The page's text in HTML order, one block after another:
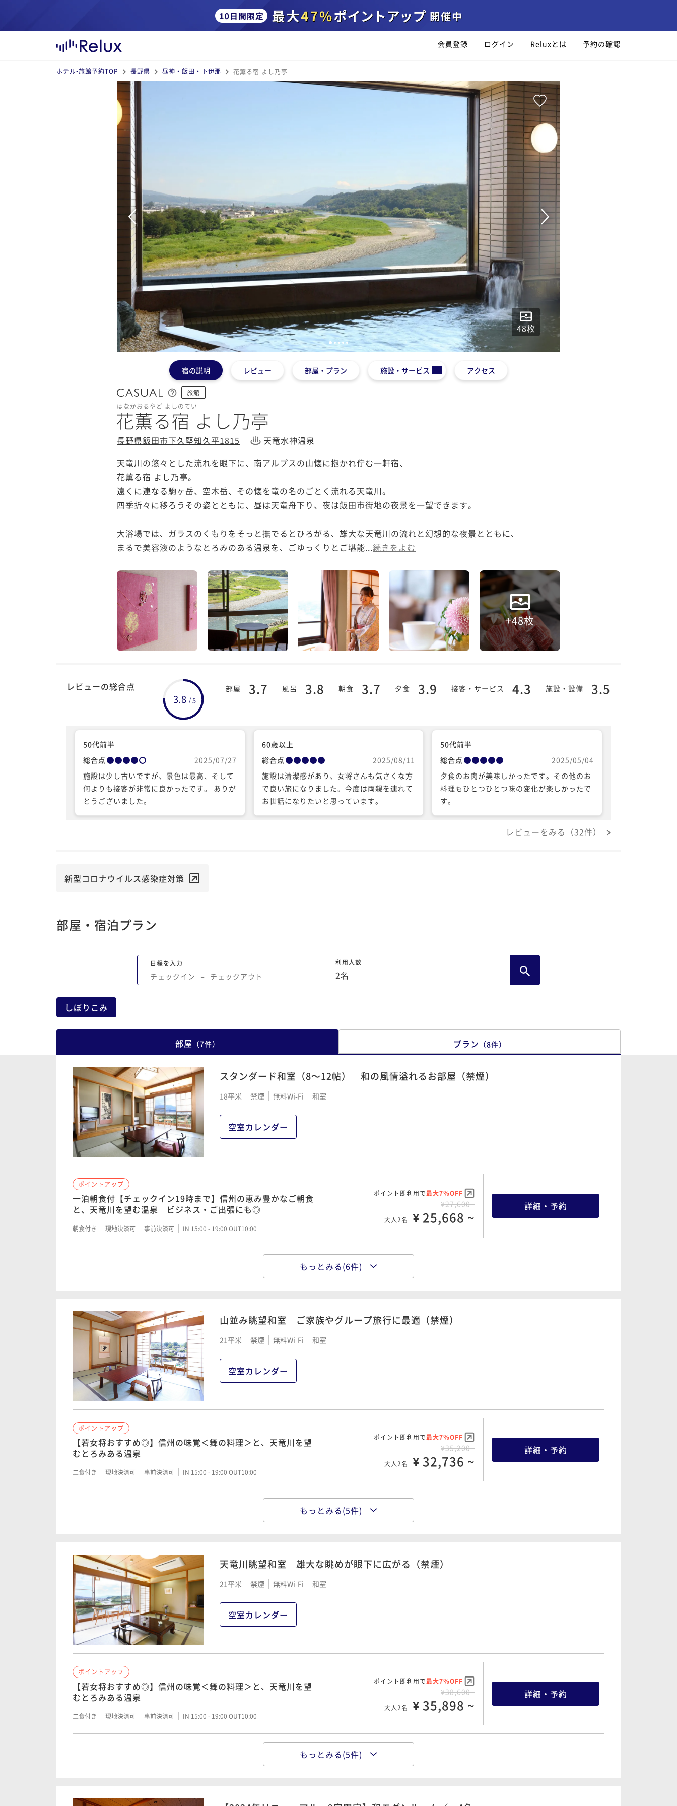
会員登録 ログイン Reluxとは 予約の確認
ホテル•旅館予約TOP 長野県 昼神・飯田・下伊那 花薫る宿 よし乃亭
48枚
1 23 4 5
宿の説明 レビュー 部屋・プラン 施設・サービス アクセス
旅館
はなかおるやど よしのてい
花薫る宿 よし乃亭
長野県飯田市下久堅知久平1815
天竜水神温泉
天竜川の悠々とした流れを眼下に、南アルプスの山懐に抱かれ佇む一軒宿、
花薫る宿 よし乃亭。
遠くに連なる駒ヶ岳、空木岳、その懐を竜の名のごとく流れる天竜川。
四季折々に移ろうその姿とともに、昼は天竜舟下り、夜は飯田市街地の夜景を一望できます。
大浴場では、ガラスのくもりをそっと撫でるとひろがる、雄大な天竜川の流れと幻想的な夜景とともに、
まるで美容液のようなとろみのある温泉を、ごゆっくりとご堪能...続きをよむ
+48枚
レビューの総合点
3.8 /5
部屋 3.7 風呂 3.8 朝食 3.7 夕食 3.9 接客・サービス 4.3 施設・設備 3.5
50代前半
総合点
2025/07/27
施設は少し古いですが、景色は最高、そして
何よりも接客が非常に良かったです。 ありが
とうございました。
60歳以上
総合点
2025/08/11
施設は清潔感があり、女将さんも気さくな方
で良い旅になりました。今度は両親を連れて
お世話になりたいと思っています。
50代前半
総合点
2025/05/04
夕食のお肉が美味しかったです。その他のお
料理もひとつひとつ味の変化が楽しかったで
す。
レビューをみる（32件）
新型コロナウイルス感染症対策
部屋・宿泊プラン
日程を入力
チェックイン − チェックアウト
利用人数
2名
しぼりこみ
部屋 （7件） プラン （8件）
スタンダード和室（8～12帖） 和の風情溢れるお部屋（禁煙）
18平米 禁煙 無料Wi-Fi 和室
空室カレンダー
ポイントアップ
一泊朝食付【チェックイン19時まで】信州の恵み豊かなご朝食
と、天竜川を望む温泉 ビジネス・ご出張にも◎
朝食付き 現地決済可 事前決済可 IN 15:00 - 19:00 OUT10:00
ポイント即利用で最大7％OFF
¥27,600~
大人2名 ¥ 25,668 ~
詳細・予約
【若女将おすすめ◎】信州の味覚＜舞の料理＞と、天竜川を望
ポイントアップ
【女将太鼓判！】肉汁とけ出す、霜降り和牛の鉄板焼き＜彩の
料理＞
二食付き 現地決済可 事前決済可 IN 15:00 - 19:00 OUT10:00
ポイントアップ
【夕・お部屋食または個室確約】＜舞の料理＞信州の味覚と、
天竜川を望むとろみある温泉
二食付き 現地決済可 事前決済可 IN 15:00 - 19:00 OUT10:00
ポイント即利用で 最大7％OFF
¥37,400~
大人2名 ¥ 34,782 ~
詳細・予約
子ども料金一律！【家族・ファミリープラン】霜降り和牛の鉄
ポイント即利用で
ポイントアップ
【カップルプラン】貸切風呂無料＆お部屋でご夕食、二人っき
りでのんびりと
二食付き 現地決済可 事前決済可 IN 15:00 - 19:00 OUT10:00
ポイントアップ
【夕・お部屋食または個室確約】＜彩の料理＞霜降り和牛の鉄
板焼き
¥43,000~
¥ 39,990 ~
もっとみる(6件)
山並み眺望和室 ご家族やグループ旅行に最適（禁煙）
21平米 禁煙 無料Wi-Fi 和室
空室カレンダー
ポイントアップ
【若女将おすすめ◎】信州の味覚＜舞の料理＞と、天竜川を望
むとろみある温泉
二食付き 現地決済可 事前決済可 IN 15:00 - 19:00 OUT10:00
ポイント即利用で最大7％OFF
¥35,200~
大人2名 ¥ 32,736 ~
詳細・予約
【女将太鼓判！】肉汁とけ出す、霜降り和牛の鉄板焼き＜彩の
ポイントアップ
【夕・お部屋食または個室確約】＜舞の料理＞信州の味覚と、
天竜川を望むとろみある温泉
二食付き 現地決済可 事前決済可 IN 15:00 - 19:00 OUT10:00
ポイントアップ
子ども料金一律！【家族・ファミリープラン】霜降り和牛の鉄
板焼きを、みんなで贅沢に＜彩の料理＞【お子様特典】
二食付き 現地決済可 事前決済可 IN 15:00 - 19:00 OUT10:00
ポイント即利用で 最大7％OFF
¥40,800~
大人2名 ¥ 37,944 ~
詳細・予約
【カップルプラン】貸切風呂無料＆お部屋でご夕食、二人っき
ポイント即利用で
もっとみる(5件)
天竜川眺望和室 雄大な眺めが眼下に広がる（禁煙）
21平米 禁煙 無料Wi-Fi 和室
空室カレンダー
ポイントアップ
【若女将おすすめ◎】信州の味覚＜舞の料理＞と、天竜川を望
むとろみある温泉
二食付き 現地決済可 事前決済可 IN 15:00 - 19:00 OUT10:00
ポイント即利用で最大7％OFF
¥38,600~
大人2名 ¥ 35,898 ~
詳細・予約
【女将太鼓判！】肉汁とけ出す、霜降り和牛の鉄板焼き＜彩の
もっとみる(5件)